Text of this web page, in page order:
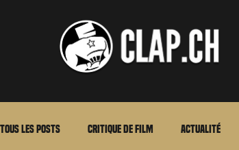
Tous les posts Critique de film Actualité